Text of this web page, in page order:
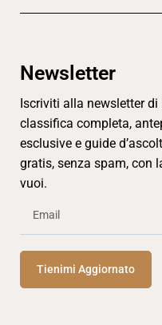
Newsletter
Iscriviti alla newsletter
classifica completa,
esclusive e guide
gratis, senza spam, con
vuoi.
Tienimi Aggiornato